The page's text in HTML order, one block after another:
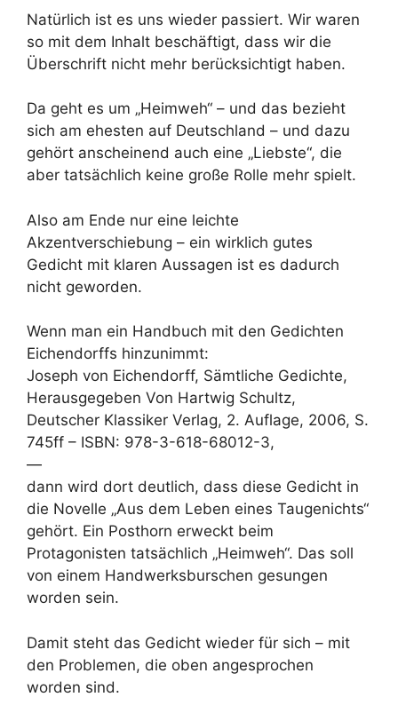
Natürlich ist es uns wieder passiert. Wir waren
so mit dem Inhalt beschäftigt, dass wir die
Überschrift nicht mehr berücksichtigt haben.
Da geht es um „Heimweh“ – und das bezieht
sich am ehesten auf Deutschland – und dazu
gehört anscheinend auch eine „Liebste“, die
aber tatsächlich keine große Rolle mehr spielt.
Also am Ende nur eine leichte
Akzentverschiebung – ein wirklich gutes
Gedicht mit klaren Aussagen ist es dadurch
nicht geworden.
Wenn man ein Handbuch mit den Gedichten
Eichendorffs hinzunimmt:
Joseph von Eichendorff, Sämtliche Gedichte,
Herausgegeben Von Hartwig Schultz,
Deutscher Klassiker Verlag, 2. Auflage, 2006, S.
745ff – ISBN: 978-3-618-68012-3,
—
dann wird dort deutlich, dass diese Gedicht in
die Novelle „Aus dem Leben eines Taugenichts“
gehört. Ein Posthorn erweckt beim
Protagonisten tatsächlich „Heimweh“. Das soll
von einem Handwerksburschen gesungen
worden sein.
Damit steht das Gedicht wieder für sich – mit
den Problemen, die oben angesprochen
worden sind.